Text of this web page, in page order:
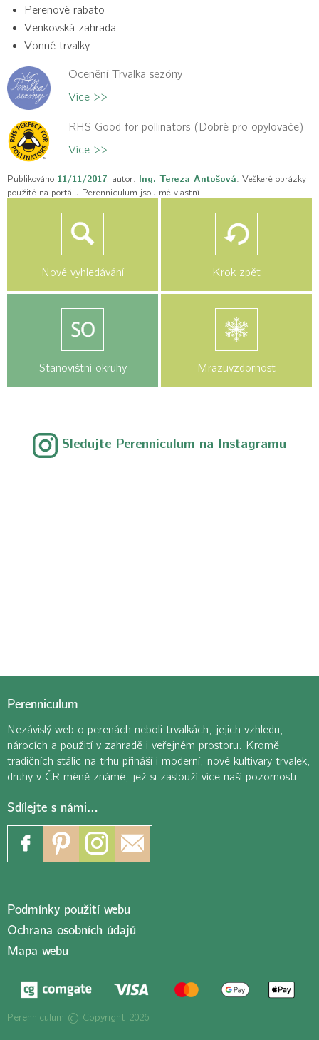
Perenové rabato
Venkovská zahrada
Vonné trvalky
Ocenění Trvalka sezóny
Více >>
RHS Good for pollinators (Dobré pro opylovače)
Více >>
Publikováno 11/11/2017, autor: Ing. Tereza Antošová. Veškeré obrázky
použité na portálu Perenniculum jsou mé vlastní.
Nové vyhledávání Krok zpět
Stanovištní okruhy Mrazuvzdornost
Sledujte Perenniculum na Instagramu
Perenniculum
Nezávislý web o perenách neboli trvalkách, jejich vzhledu,
nárocích a použití v zahradě i veřejném prostoru. Kromě
tradičních stálic na trhu přináší i moderní, nové kultivary trvalek,
druhy v ČR méně známé, jež si zaslouží více naší pozornosti.
Sdílejte s námi…
Podmínky použití webu
Ochrana osobních údajů
Mapa webu
Perenniculum © Copyright 2026